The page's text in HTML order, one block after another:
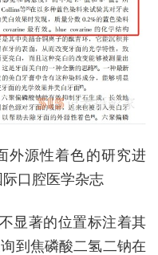
外源性着色的研究进
口腔医学杂志
显著的位置标注着其
到焦磷酸二氢二钠在